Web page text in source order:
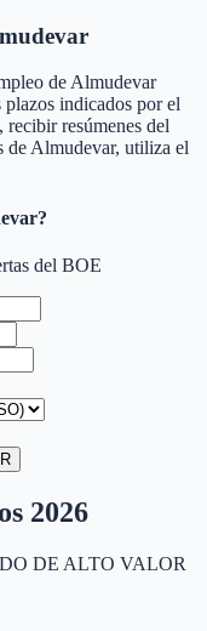
deAlmudevar
plazos indicados por el
recibir resúmenes del
deAlmudevar, utiliza el
?
del BOE
2026
DE ALTO VALOR